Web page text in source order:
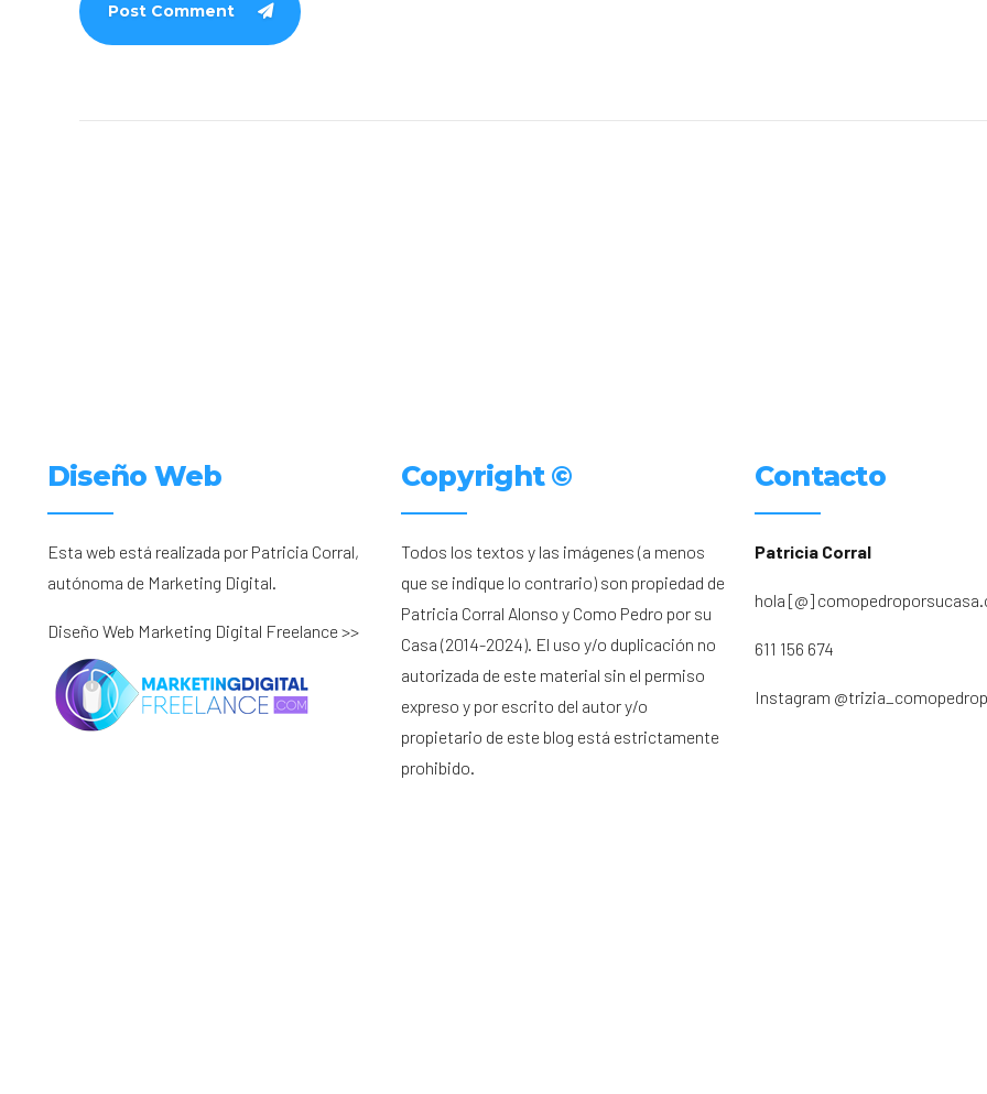
Post Comment
Diseño Web
Esta web está realizada por Patricia Corral,
autónoma de Marketing Digital.
Diseño Web Marketing Digital Freelance >>
Copyright ©
Todos los textos y las imágenes (a menos
que se indique lo contrario) son propiedad de
Patricia Corral Alonso y Como Pedro por su
Casa (2014-2024). El uso y/o duplicación no
autorizada de este material sin el permiso
expreso y por escrito del autor y/o
propietario de este blog está estrictamente
prohibido.
Contacto
Patricia Corral
hola [@]
611 156 674
Instagram